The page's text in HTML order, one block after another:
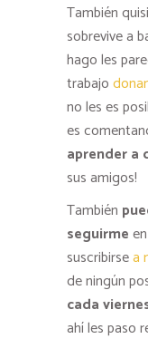
También
sobrevive a
hago les
trabajo
no les es
es
aprender a
sus amigos!
También
seguirmeen
suscribirsea
de ningún
cada
ahí les paso